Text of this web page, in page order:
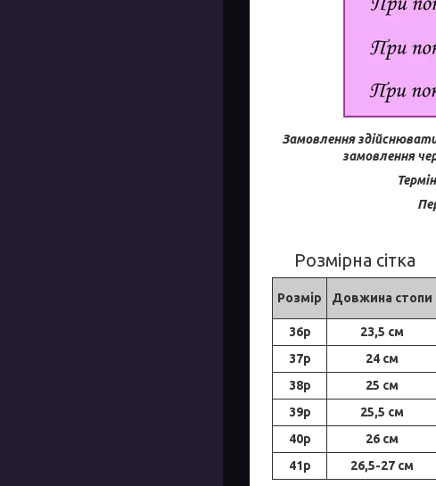
Замовлення
замовлення
Розмір Довжина стопи
Розмірна сітка
36р
23,5 см
37р
24 см
38р
25 см
39р
25,5 см
40р
26 см
41р
26,5-27 см